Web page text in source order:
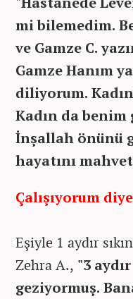
mi bilemedim.
ve Gamze C.
Gamze Hanım
diliyorum.
Kadın da benim
İnşallah önünü
hayatını
Çalışıyorum
Eşiyle 1 aydır
Zehra A., "3
geziyormuş.